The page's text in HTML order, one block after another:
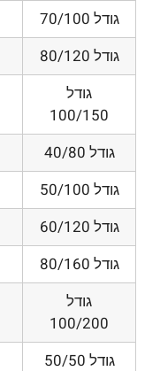
גודל 70/100
גודל 80/120
גודל
100/150
גודל 40/80
גודל 50/100
גודל 60/120
גודל 80/160
גודל
100/200
גודל 50/50